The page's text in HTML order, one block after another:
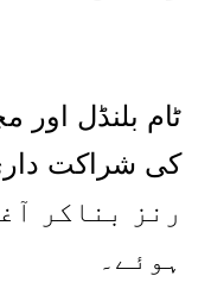
رنز بناکر
ہوئے۔